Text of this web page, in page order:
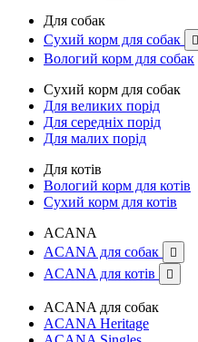
Для собак
Сухий корм для собак

Вологий корм для собак
Сухий корм для собак
Для великих порід
Для середніх порід
Для малих порід
Для котів
Вологий корм для котів
Сухий корм для котів
ACANA
ACANA для собак

ACANA для котів 
ACANA для собак
ACANA Heritage